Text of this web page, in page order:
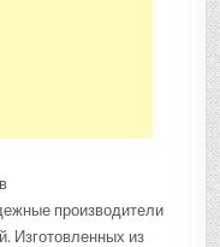
производители
Изготовленных из